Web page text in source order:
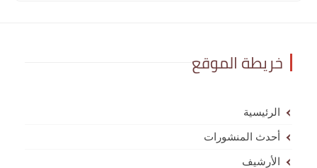
خريطة الموقع
الرئيسية
أحدث المنشورات
الأرشيف